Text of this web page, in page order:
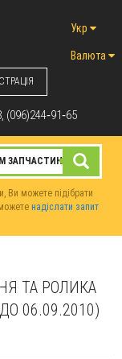
Укр
Валюта
(096)244‑91‑65
Ви можете підібрати
надіслати запит
ТА РОЛИКА
06.09.2010)